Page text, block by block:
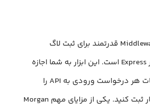
یک Middleware قدرتمند برای ثبت لاگ
درخواست‌ها در Express است. این ابزار به شما اجازه
می‌دهد تا جزئیات هر درخواست ورودی به API را
به‌صورت خودکار ثبت کنید. یکی از مزایای مهم Morgan